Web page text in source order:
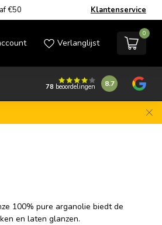
€50 Klantenservice
Verlanglijst
0
78 beoordelingen 8.7
100% pure arganolie biedt de
en laten glanzen.